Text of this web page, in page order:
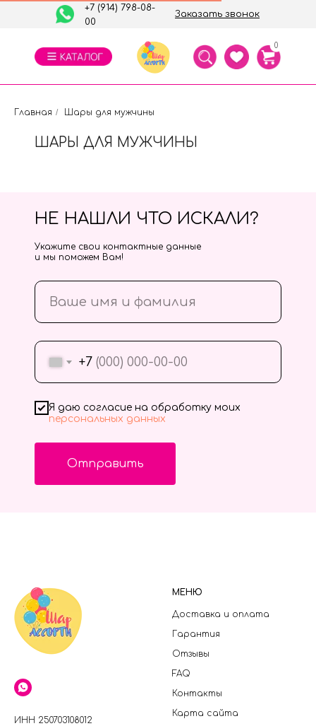
+7 (914) 798-08-
00
Заказать звонок
0
Главная / Шары для мужчины
ШАРЫ ДЛЯ МУЖЧИНЫ
+7
Я даю согласие на обработку моих
персональных данных
Отправить
НЕ НАШЛИ ЧТО ИСКАЛИ?
Укажите свои контактные данные
и мы поможем Вам!
ИНН 250703108012
МЕНЮ
Доставка и оплата
Гарантия
Отзывы
FAQ
Контакты
Карта сайта